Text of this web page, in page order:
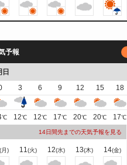
予報
日
3 6 9 12 15 18
℃ 12℃ 12℃ 17℃ 20℃ 20℃ 17℃
14日間先までの天気予報を見る
月) 11(火) 12(水) 13(木) 14(金)